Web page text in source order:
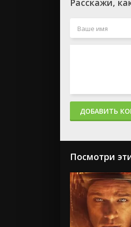
Расскажи,
ДОБАВИТЬ
Посмотри